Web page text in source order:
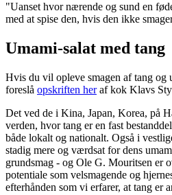
"Uanset hvor nærende og sund en
med at spise den, hvis den ikke
Umami-salat med tang
Hvis du vil opleve smagen af tang
foreslå opskriften heraf kok Klavs
Det ved de i Kina, Japan, Korea, på
verden, hvor tang er en fast
både lokalt og nationalt. Også i
stadig mere og værdsat for dens
grundsmag - og Ole G. Mouritsen er
potentiale som velsmagende og
efterhånden som vi erfarer, at tang er